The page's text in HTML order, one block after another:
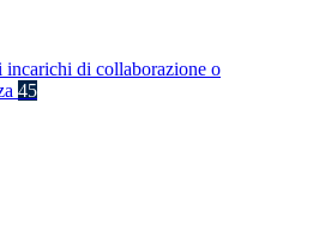
incarichi di collaborazione o
45